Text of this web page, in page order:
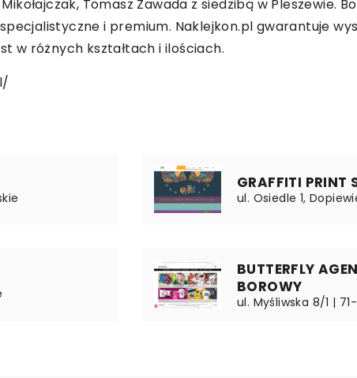
Tomasz Zawada z siedzibą w Pleszewie.
i premium. Naklejkon.pl gwarantuje
w różnych kształtach i ilościach.
GRAFFITI PRINT
ul. Osiedle 1,
BUTTERFLY
BOROWY
ul. Myśliwska 8/1 |